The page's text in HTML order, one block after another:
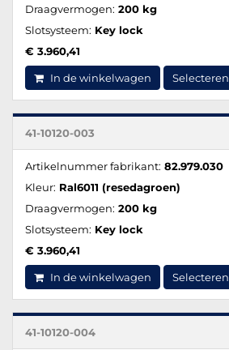
Draagvermogen: 200 kg
Slotsysteem: Key lock
€ 3.960,41
In de winkelwagen Selecteren
41-10120-003
Artikelnummer fabrikant: 82.979.030
Kleur: Ral6011 (resedagroen)
Draagvermogen: 200 kg
Slotsysteem: Key lock
€ 3.960,41
In de winkelwagen Selecteren
41-10120-004